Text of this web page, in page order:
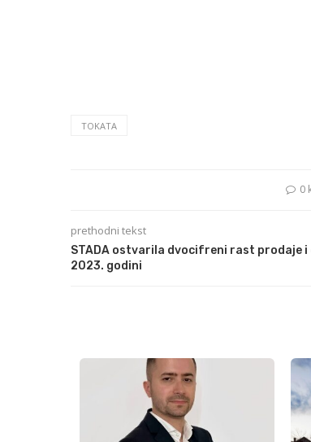
TOKATA
0
prethodni tekst
STADA ostvarila dvocifreni rast prodaje i
2023. godini